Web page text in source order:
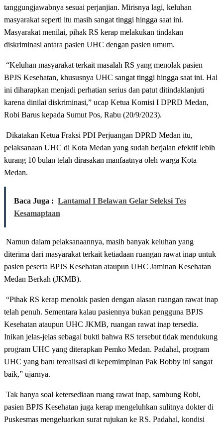
tanggungjawabnya sesuai perjanjian. Mirisnya lagi, keluhan
masyarakat seperti itu masih sangat tinggi hingga saat ini.
Masyarakat menilai, pihak RS kerap melakukan tindakan
diskriminasi antara pasien UHC dengan pasien umum.
“Keluhan masyarakat terkait masalah RS yang menolak pasien
BPJS Kesehatan, khususnya UHC sangat tinggi hingga saat ini. Hal
ini diharapkan menjadi perhatian serius dan patut ditindaklanjuti
karena dinilai diskriminasi,” ucap Ketua Komisi I DPRD Medan,
Robi Barus kepada Sumut Pos, Rabu (20/9/2023).
Dikatakan Ketua Fraksi PDI Perjuangan DPRD Medan itu,
pelaksanaan UHC di Kota Medan yang sudah berjalan efektif lebih
kurang 10 bulan telah dirasakan manfaatnya oleh warga Kota
Medan.
Baca Juga : Lantamal I Belawan Gelar Seleksi Tes
Kesamaptaan
Namun dalam pelaksanaannya, masih banyak keluhan yang
diterima dari masyarakat terkait ketiadaan ruangan rawat inap untuk
pasien peserta BPJS Kesehatan ataupun UHC Jaminan Kesehatan
Medan Berkah (JKMB).
“Pihak RS kerap menolak pasien dengan alasan ruangan rawat inap
telah penuh. Sementara kalau pasiennya bukan pengguna BPJS
Kesehatan ataupun UHC JKMB, ruangan rawat inap tersedia.
Inikan jelas-jelas sebagai bukti bahwa RS tersebut tidak mendukung
program UHC yang diterapkan Pemko Medan. Padahal, program
UHC yang baru terealisasi di kepemimpinan Pak Bobby ini sangat
baik,” ujarnya.
Tak hanya soal ketersediaan ruang rawat inap, sambung Robi,
pasien BPJS Kesehatan juga kerap mengeluhkan sulitnya dokter di
Puskesmas mengeluarkan surat rujukan ke RS. Padahal, kondisi